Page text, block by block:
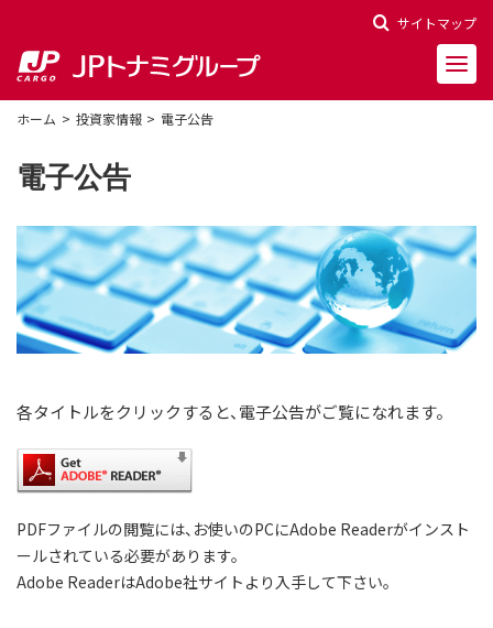
サイトマップ
会社概要
会社沿革
役員一覧
財務ハイライト
サステナビリティレポート
TCFD提言に基づく情報開
ホーム 投資家情報 電子公告
電子公告
各タイトルをクリックすると、電子公告がご覧になれます。
PDFファイルの閲覧には、お使いのPCにAdobe Readerがインスト
ールされている必要があります。
Adobe ReaderはAdobe社サイトより入手して下さい。